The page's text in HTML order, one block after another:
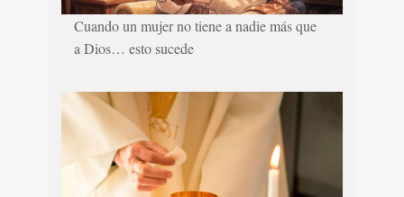
Cuando un mujer no tiene a nadie más que
a Dios… esto sucede